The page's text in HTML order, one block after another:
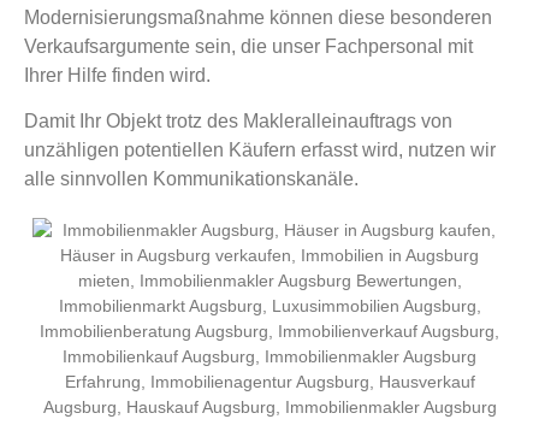
Modernisierungsmaßnahme können diese besonderen
Verkaufsargumente sein, die unser Fachpersonal mit
Ihrer Hilfe finden wird.
Damit Ihr Objekt trotz des Makleralleinauftrags von
unzähligen potentiellen Käufern erfasst wird, nutzen wir
alle sinnvollen Kommunikationskanäle.